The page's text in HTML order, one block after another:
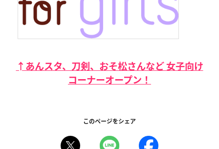
↑あんスタ、刀剣、おそ松さんなど 女子向け
コーナーオープン！
このページをシェア